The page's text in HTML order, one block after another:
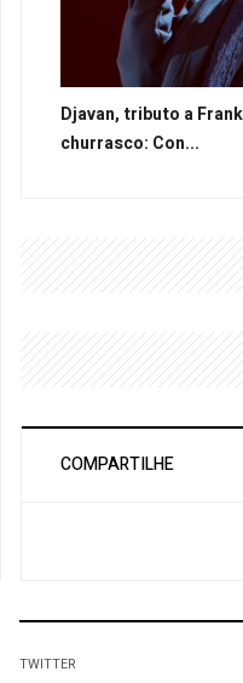
Djavan, tributo a
churrasco: Con...
COMPARTILHE
TWITTER